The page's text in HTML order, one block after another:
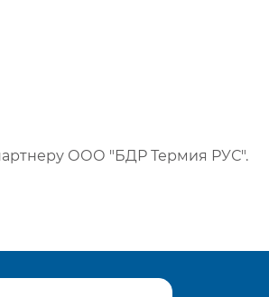
ООО "БДР Термия РУС".